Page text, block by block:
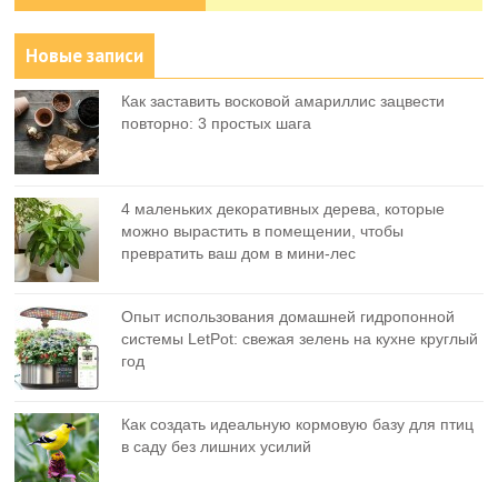
Новые записи
Как заставить восковой амариллис зацвести
повторно: 3 простых шага
4 маленьких декоративных дерева, которые
можно вырастить в помещении, чтобы
превратить ваш дом в мини-лес
Опыт использования домашней гидропонной
системы LetPot: свежая зелень на кухне круглый
год
Как создать идеальную кормовую базу для птиц
в саду без лишних усилий